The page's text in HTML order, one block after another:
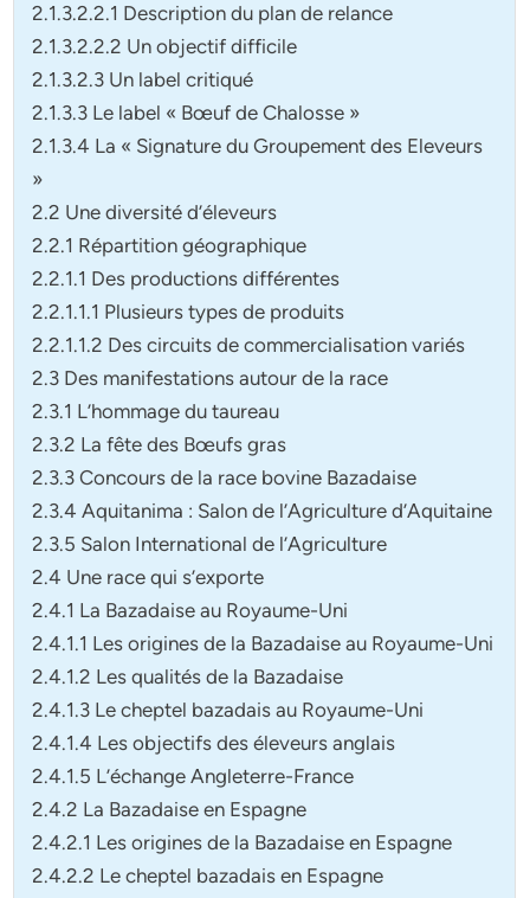
2.1.3.2.2.1 Description du plan de relance
2.1.3.2.2.2 Un objectif difficile
2.1.3.2.3 Un label critiqué
2.1.3.3 Le label « Bœuf de Chalosse »
2.1.3.4 La « Signature du Groupement des Eleveurs
»
2.2 Une diversité d’éleveurs
2.2.1 Répartition géographique
2.2.1.1 Des productions différentes
2.2.1.1.1 Plusieurs types de produits
2.2.1.1.2 Des circuits de commercialisation variés
2.3 Des manifestations autour de la race
2.3.1 L’hommage du taureau
2.3.2 La fête des Bœufs gras
2.3.3 Concours de la race bovine Bazadaise
2.3.4 Aquitanima : Salon de l’Agriculture d’Aquitaine
2.3.5 Salon International de l’Agriculture
2.4 Une race qui s’exporte
2.4.1 La Bazadaise au Royaume-Uni
2.4.1.1 Les origines de la Bazadaise au Royaume-Uni
2.4.1.2 Les qualités de la Bazadaise
2.4.1.3 Le cheptel bazadais au Royaume-Uni
2.4.1.4 Les objectifs des éleveurs anglais
2.4.1.5 L’échange Angleterre-France
2.4.2 La Bazadaise en Espagne
2.4.2.1 Les origines de la Bazadaise en Espagne
2.4.2.2 Le cheptel bazadais en Espagne